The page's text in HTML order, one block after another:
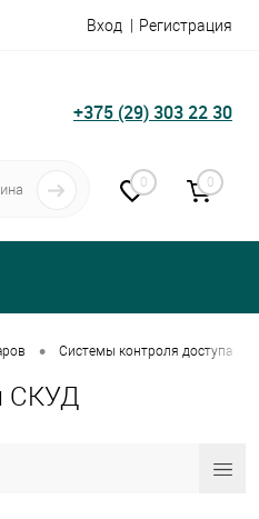
Вход Регистрация
+375 (29) 303 22 30
0 0
• Системы контроля доступа
СКУД